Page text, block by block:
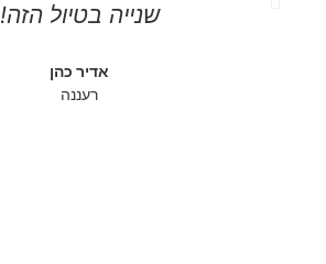
שנייה בטיול הזה!
אדיר כהן
רעננה